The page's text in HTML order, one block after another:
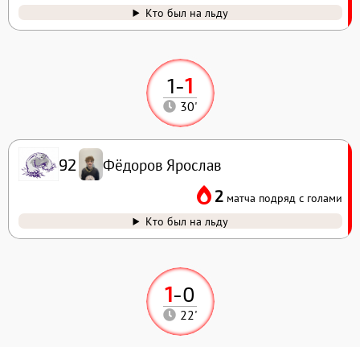
1-0
22'
1-1
30'
92 Фёдоров Ярослав
2 матча подряд с голами
Кто был на льду
Кто был на льду